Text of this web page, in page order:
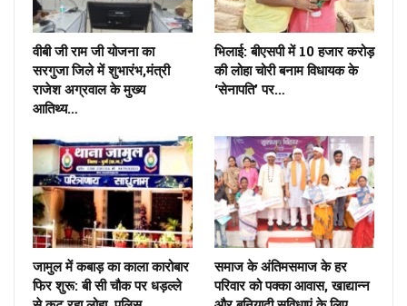
वीबी जी राम जी योजना का
सरगुजा जिले में शुभारंभ,मंत्री
राजेश अग्रवाल के मुख्य
आतिथ्य…
भिलाई: बीएसपी में 10 हजार करोड़
की लोहा चोरी बनाम विधायक के
‘सेनापति’ पर…
जामुल में कबाड़ का काला कारोबार
फिर शुरू: बी सी चौक पर धड़ल्ले
समाज के अंतिमसमाज के हर
परिवार को पक्का आवास, खाद्यान्न